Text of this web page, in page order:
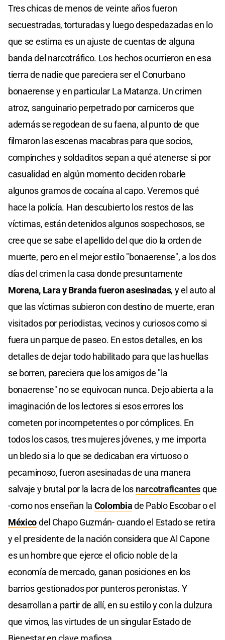
Tres chicas de menos de veinte años fueron
secuestradas, torturadas y luego despedazadas en lo
que se estima es un ajuste de cuentas de alguna
banda del narcotráfico. Los hechos ocurrieron en esa
tierra de nadie que pareciera ser el Conurbano
bonaerense y en particular La Matanza. Un crimen
atroz, sanguinario perpetrado por carniceros que
además se regodean de su faena, al punto de que
filmaron las escenas macabras para que socios,
compinches y soldaditos sepan a qué atenerse si por
casualidad en algún momento deciden robarle
algunos gramos de cocaína al capo. Veremos qué
hace la policía. Han descubierto los restos de las
víctimas, están detenidos algunos sospechosos, se
cree que se sabe el apellido del que dio la orden de
muerte, pero en el mejor estilo "bonaerense", a los dos
días del crimen la casa donde presuntamente
Morena, Lara y Branda fueron asesinadas, y el auto al
que las víctimas subieron con destino de muerte, eran
visitados por periodistas, vecinos y curiosos como si
fuera un parque de paseo. En estos detalles, en los
detalles de dejar todo habilitado para que las huellas
se borren, pareciera que los amigos de "la
bonaerense" no se equivocan nunca. Dejo abierta a la
imaginación de los lectores si esos errores los
cometen por incompetentes o por cómplices. En
todos los casos, tres mujeres jóvenes, y me importa
un bledo si a lo que se dedicaban era virtuoso o
pecaminoso, fueron asesinadas de una manera
salvaje y brutal por la lacra de los narcotraficantesque
-como nos enseñan la Colombiade Pablo Escobar o el
Méxicodel Chapo Guzmán- cuando el Estado se retira
y el presidente de la nación considera que Al Capone
es un hombre que ejerce el oficio noble de la
economía de mercado, ganan posiciones en los
barrios gestionados por punteros peronistas. Y
desarrollan a partir de allí, en su estilo y con la dulzura
que vimos, las virtudes de un singular Estado de